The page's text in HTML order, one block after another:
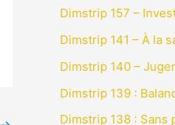
e
r
e
Dimstrip 157 –
Dimstrip 141 – À la
Dimstrip 140 –
Dimstrip 139 :
Dimstrip 138 : Sans